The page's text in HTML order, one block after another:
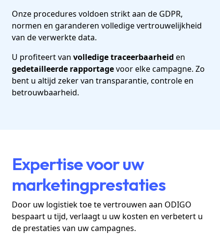
Onze procedures voldoen strikt aan de GDPR,
normen en garanderen volledige vertrouwelijkheid
van de verwerkte data.
U profiteert van volledige traceerbaarheid en
gedetailleerde rapportagevoor elke campagne. Zo
bent u altijd zeker van transparantie, controle en
betrouwbaarheid.
Expertise voor uw
marketingprestaties
Door uw logistiek toe te vertrouwen aan ODIGO
bespaart u tijd, verlaagt u uw kosten en verbetert u
de prestaties van uw campagnes.